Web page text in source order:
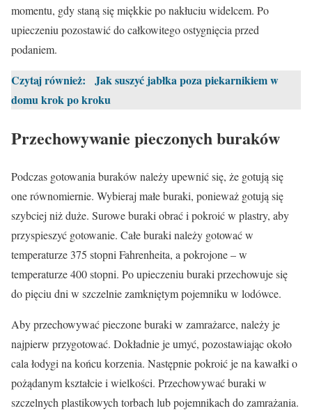
momentu, gdy staną się miękkie po nakłuciu widelcem. Po
upieczeniu pozostawić do całkowitego ostygnięcia przed
podaniem.
Czytaj również:
Jak suszyć jabłka poza piekarnikiem w
domu krok po kroku
Przechowywanie pieczonych buraków
Podczas gotowania buraków należy upewnić się, że gotują się
one równomiernie. Wybieraj małe buraki, ponieważ gotują się
szybciej niż duże. Surowe buraki obrać i pokroić w plastry, aby
przyspieszyć gotowanie. Całe buraki należy gotować w
temperaturze 375 stopni Fahrenheita, a pokrojone – w
temperaturze 400 stopni. Po upieczeniu buraki przechowuje się
do pięciu dni w szczelnie zamkniętym pojemniku w lodówce.
Aby przechowywać pieczone buraki w zamrażarce, należy je
najpierw przygotować. Dokładnie je umyć, pozostawiając około
cala łodygi na końcu korzenia. Następnie pokroić je na kawałki o
pożądanym kształcie i wielkości. Przechowywać buraki w
szczelnych plastikowych torbach lub pojemnikach do zamrażania.